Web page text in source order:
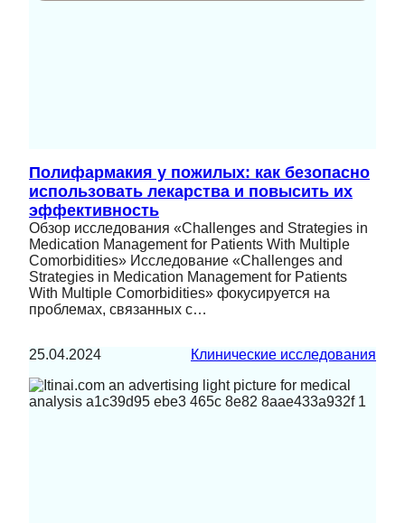
Полифармакия у пожилых: как безопасно
использовать лекарства и повысить их
эффективность
Обзор исследования «Challenges and Strategies in
Medication Management for Patients With Multiple
Comorbidities» Исследование «Challenges and
Strategies in Medication Management for Patients
With Multiple Comorbidities» фокусируется на
проблемах, связанных с…
25.04.2024 Клинические исследования